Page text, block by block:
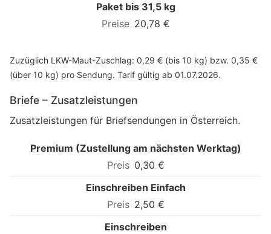
Paket bis 31,5 kg
20,78 €
Zuzüglich LKW-Maut-Zuschlag: 0,29 € (bis 10 kg) bzw. 0,35 €
(über 10 kg) pro Sendung. Tarif gültig ab 01.07.2026.
Briefe – Zusatzleistungen
Zusatzleistungen für Briefsendungen in Österreich.
Premium (Zustellung am nächsten Werktag)
0,30 €
Einschreiben Einfach
2,50 €
Einschreiben